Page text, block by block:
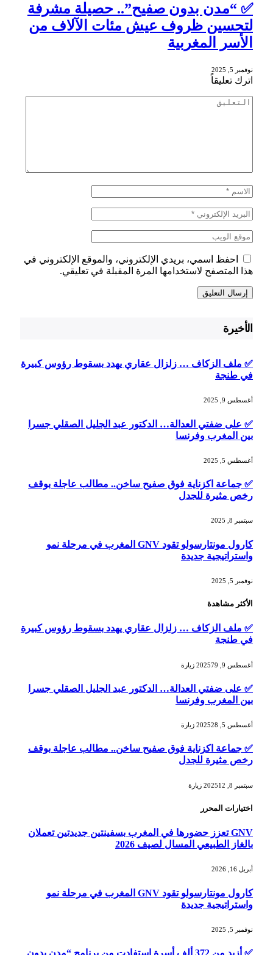
✅ “مدن بدون صفيح”.. حصيلة مشرفة
لتحسين ظروف عيش مئات الآلاف من
الأسر المغربية
نوفمبر 5, 2025
اترك تعليقاً
احفظ اسمي، بريدي الإلكتروني، والموقع الإلكتروني في
هذا المتصفح لاستخدامها المرة المقبلة في تعليقي.
الأخيرة
✅ ملف الزكاف … زلزال عقاري يهدد بسقوط رؤوس كبيرة
في طنجة
أغسطس 9, 2025
✅ على ضفتي العدالة… الدكتور عبد الجليل الصقلي جسرا
بين المغرب وفرنسا
أغسطس 5, 2025
✅ جماعة اكزناية فوق صفيح ساخن.. مطالب عاجلة بوقف
رخص مثيرة للجدل
سبتمبر 8, 2025
كارول مونتارسولو تقود GNV المغرب في مرحلة نمو
واستراتيجية جديدة
نوفمبر 5, 2025
الأكثر مشاهدة
✅ ملف الزكاف … زلزال عقاري يهدد بسقوط رؤوس كبيرة
في طنجة
أغسطس 9, 2025 79 زيارة
✅ على ضفتي العدالة… الدكتور عبد الجليل الصقلي جسرا
بين المغرب وفرنسا
أغسطس 5, 2025 28 زيارة
✅ جماعة اكزناية فوق صفيح ساخن.. مطالب عاجلة بوقف
رخص مثيرة للجدل
سبتمبر 8, 2025 12 زيارة
اختيارات المحرر
GNV تعزز حضورها في المغرب بسفينتين جديدتين تعملان
بالغاز الطبيعي المسال لصيف 2026
أبريل 16, 2026
كارول مونتارسولو تقود GNV المغرب في مرحلة نمو
واستراتيجية جديدة
نوفمبر 5, 2025
✅ أزيد من 372 ألف أسرة استفادت من برنامج “مدن بدون